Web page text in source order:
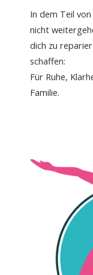
In dem Teil
nicht
dich zu
schaffen:
Für Ruhe,
Familie.